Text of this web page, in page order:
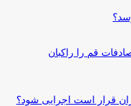
تصادفات قم را راکبان
قرار است اجرایی شود؟